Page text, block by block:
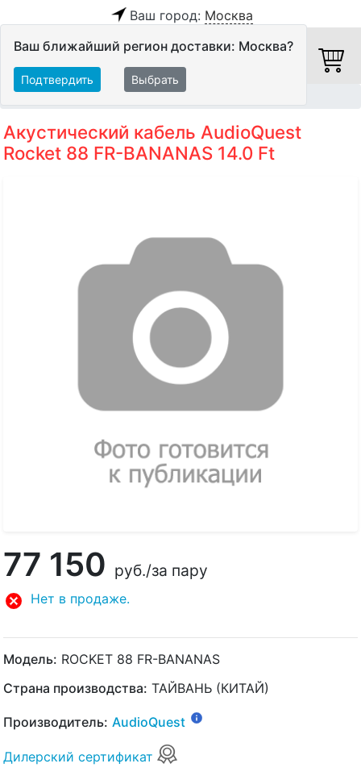
Ваш город: Москва
Ваш ближайший регион доставки: Москва?
Подтвердить Выбрать
Акустический кабель AudioQuest
Rocket 88 FR-BANANAS 14.0 Ft
77 150 руб./за пару
Нет в продаже.
Модель: ROCKET 88 FR-BANANAS
Страна производства: ТАЙВАНЬ (КИТАЙ)
Производитель: AudioQuest
Дилерский сертификат